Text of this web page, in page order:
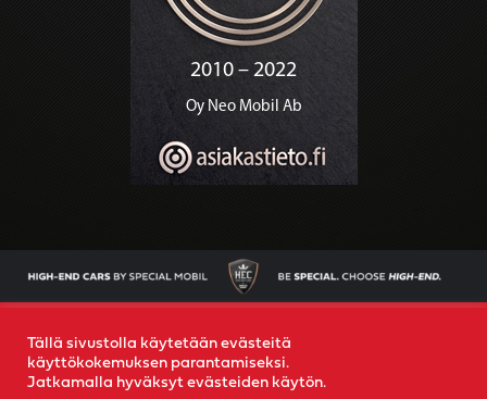
AJONEUVOT OSTAMME AUTOSI
Tällä sivustolla käytetään evästeitä
käyttökokemuksen parantamiseksi.
Jatkamalla hyväksyt evästeiden käytön.